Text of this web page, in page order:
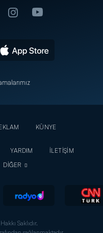
KÜNYE
YARDIM
İLETİŞİM
DİĞER
Saklıdır.